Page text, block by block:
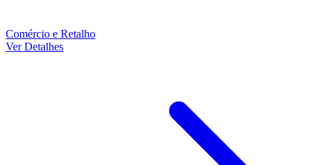
Comércio e Retalho
Ver Detalhes